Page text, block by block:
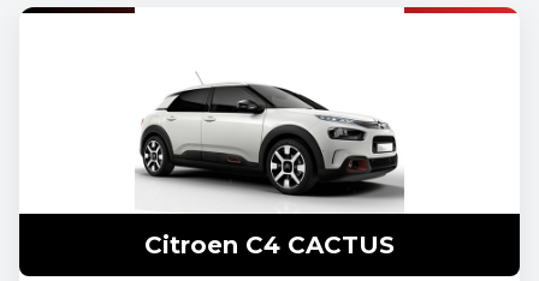
Citroen C4 CACTUS